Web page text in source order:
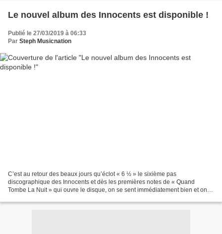
Le nouvel album des Innocents est disponible !
Publié le 27/03/2019 à 06:33
Par Steph Musicnation
C’est au retour des beaux jours qu’éclot « 6 ½ » le sixième pas
discographique des Innocents et dès les premières notes de « Quand
Tombe La Nuit » qui ouvre le disque, on se sent immédiatement bien et on a